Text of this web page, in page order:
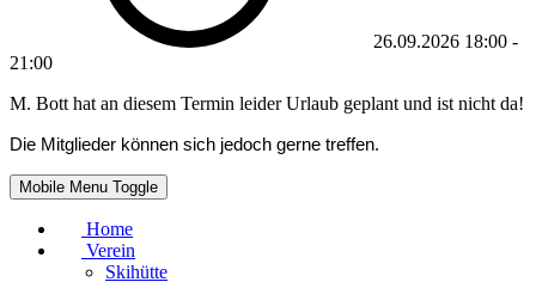
26.09.2026 18:00 -
21:00
M. Bott hat an diesem Termin leider Urlaub geplant und ist nicht da!
Die Mitglieder können sich jedoch gerne treffen.
Mobile Menu Toggle
Home
Verein
Skihütte